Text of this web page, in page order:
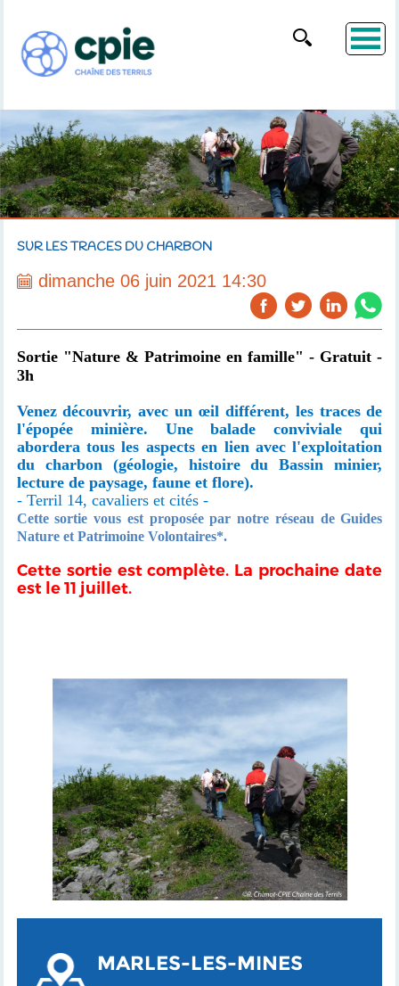
SUR LES TRACES DU CHARBON
dimanche 06 juin 2021 14:30
Sortie "Nature & Patrimoine en famille" - Gratuit -
3h
Venez découvrir, avec un œil différent, les traces de
l'épopée minière. Une balade conviviale qui
abordera tous les aspects en lien avec l'exploitation
du charbon (géologie, histoire du Bassin minier,
lecture de paysage, faune et flore).
- Terril 14, cavaliers et cités -
Cette sortie vous est proposée par notre réseau de Guides
Nature et Patrimoine Volontaires*.
Cette sortie est complète. La prochaine date
est le 11 juillet.
MARLES-LES-MINES